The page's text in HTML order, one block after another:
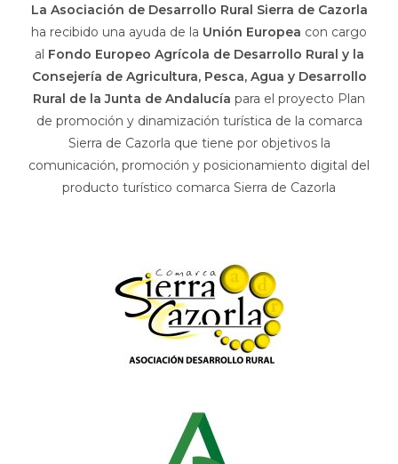
La Asociación de Desarrollo Rural Sierra de Cazorla
ha recibido una ayuda de la Unión Europea con cargo
al Fondo Europeo Agrícola de Desarrollo Rural y la
Consejería de Agricultura, Pesca, Agua y Desarrollo
Rural de la Junta de Andalucía para el proyecto Plan
de promoción y dinamización turística de la comarca
Sierra de Cazorla que tiene por objetivos la
comunicación, promoción y posicionamiento digital del
producto turístico comarca Sierra de Cazorla